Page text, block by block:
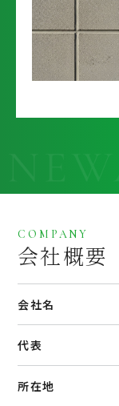
COMPANY
会社概要
会社名
代表
所在地